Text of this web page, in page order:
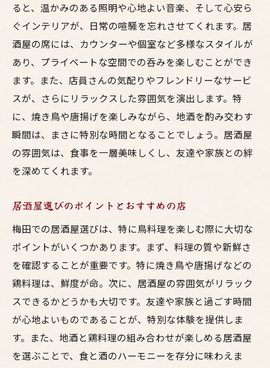
地酒との絶妙なペアリングを体験
旅の途中で立ち寄りたいおすすめの店
梅田東通りで見つける隠れた名店
一杯の酒が旅を一層楽しくする
美味い焼き鳥が楽しめる梅田東通り居酒屋での
豊かなひととき
焼き鳥の真髄を味わう
外はカリッと中はふっくらの秘訣
焼き鳥に合う地酒の選び方
店主のこだわりが光る一品
焼き鳥で心も体も満たされる
東通りの居酒屋で味わう鶏肉の旨味と地酒のハ
ーモニー
新鮮な鶏肉を使った絶品メニュー
香ばしい焼き鳥と爽やかな地酒の組み合わ
せ
居酒屋ごとの独自の味わいを探る
ると、温かみのある照明や心地よい音楽、そして心安ら
ぐインテリアが、日常の喧騒を忘れさせてくれます。居
酒屋の席には、カウンターや個室など多様なスタイルが
あり、プライベートな空間での呑みを楽しむことができ
ます。また、店員さんの気配りやフレンドリーなサービ
スが、さらにリラックスした雰囲気を演出します。特
に、焼き鳥や唐揚げを楽しみながら、地酒を酌み交わす
瞬間は、まさに特別な時間となることでしょう。居酒屋
の雰囲気は、食事を一層美味しくし、友達や家族との絆
を深めてくれます。
居酒屋選びのポイントとおすすめの店
梅田での居酒屋選びは、特に鳥料理を楽しむ際に大切な
ポイントがいくつかあります。まず、料理の質や新鮮さ
を確認することが重要です。特に焼き鳥や唐揚げなどの
鶏料理は、鮮度が命。次に、居酒屋の雰囲気がリラック
スできるかどうかも大切です。友達や家族と過ごす時間
が心地よいものであることが、特別な体験を提供しま
す。また、地酒と鶏料理の組み合わせが楽しめる居酒屋
を選ぶことで、食と酒のハーモニーを存分に味わえま